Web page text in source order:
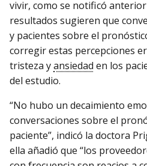
vivir, como se notificó
resultados sugieren que
y pacientes sobre el
corregir estas percepciones
tristeza yansiedad en los
del estudio.
“No hubo un decaimiento
conversaciones sobre el
paciente”, indicó la doctora
ella añadió que “los